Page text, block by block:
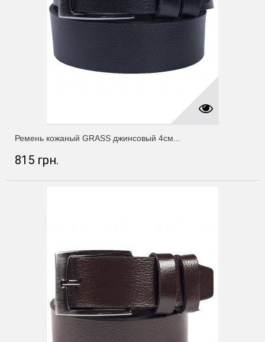
Ремень кожаный GRASS джинсовый 4см...
815 грн.